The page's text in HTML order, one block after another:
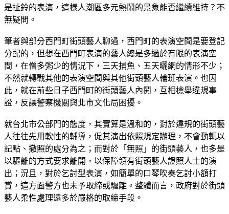
是扯鈴的表演，這樣人潮區多元熱鬧的景象能否繼續維持？不
無疑問。
筆者與部分西門町街頭藝人聊過，西門町的表演空間是要登記
分配的，但想在西門町表演的藝人總是多過於有限的表演空
間，在僧多粥少的情況下，三天捕魚、五天曬網的情形不少；
不然就轉戰其他的表演空間與其他街頭藝人輪班表演。也因
此，就在前些日子西門町的街頭藝人內鬨，互相檢舉違規事
證，反讓警察機關與北市文化局困擾。
就台北市公部門的態度，其實算是溫和的，對於違規的街頭藝
人往往先用軟性的輔導，促其演出依照規定辦理，不會動輒以
記點、撤照的處分為之；而對於「無照」的街頭藝人，也多是
以驅離的方式要求離開，以保障領有街頭藝人證照人士的演
出；況且，對於乞討型表演，如簡單的口琴吹奏乞討小額打
賞，這方面警方也未予取締或驅離。整體而言，政府對於街頭
藝人柔性處理遠多於嚴格的取締手段。